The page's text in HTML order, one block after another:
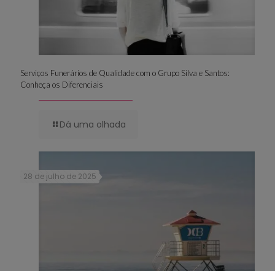
Serviços Funerários de Qualidade com o Grupo Silva e Santos:
Conheça os Diferenciais
Dá uma olhada
28 de julho de 2025